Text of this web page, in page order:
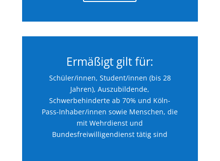
Ermäßigt gilt für:
Schüler/innen, Student/innen (bis 28
Jahren), Auszubildende,
Schwerbehinderte ab 70% und Köln-
Pass-Inhaber/innen sowie Menschen, die
mit Wehrdienst und
Bundesfreiwilligendienst tätig sind